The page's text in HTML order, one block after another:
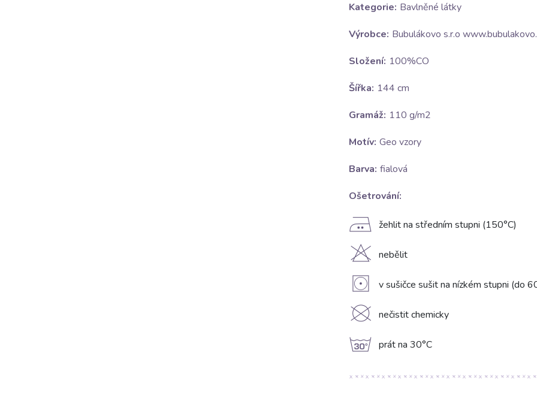
Kategorie: Bavlněné látky
Výrobce: Bubulákovo s.r.o
Složení: 100%CO
Šířka: 144 cm
Gramáž: 110 g/m2
Motív: Geo vzory
Barva: fialová
Ošetrování:
E žehlit na středním stupni (150°C)
H nebělit
V v sušičce sušit na nízkém stupni (do
K nečistit chemicky
g prát na 30°C